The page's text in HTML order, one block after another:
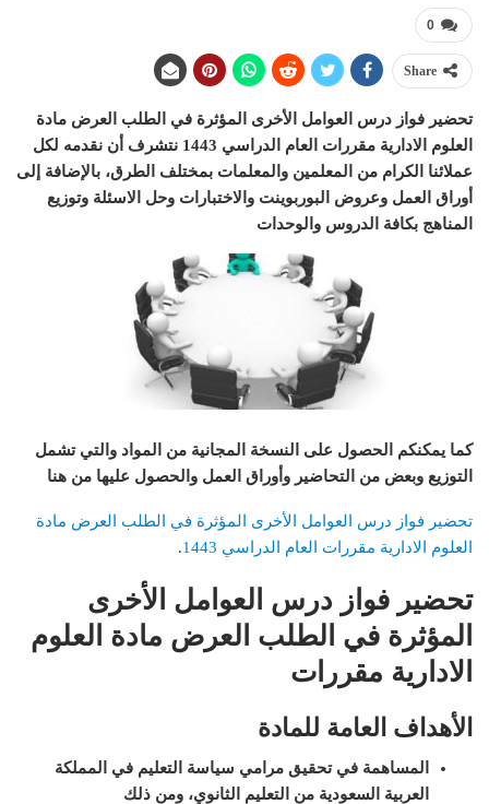
0
Share
تحضير فواز درس العوامل الأخرى المؤثرة في الطلب العرض مادة
العلوم الادارية مقررات العام الدراسي 1443 نتشرف أن نقدمه لكل
عملائنا الكرام من المعلمين والمعلمات بمختلف الطرق، بالإضافة إلى
أوراق العمل وعروض البوربوينت والاختبارات وحل الاسئلة وتوزيع
المناهج بكافة الدروس والوحدات
كما يمكنكم الحصول على النسخة المجانية من المواد والتي تشمل
التوزيع وبعض من التحاضير وأوراق العمل والحصول عليها من هنا
تحضير فواز درس العوامل الأخرى المؤثرة في الطلب العرض مادة
العلوم الادارية مقررات العام الدراسي 1443
.
تحضير فواز درس العوامل الأخرى
المؤثرة في الطلب العرض مادة العلوم
الادارية مقررات
الأهداف العامة للمادة
المساهمة في تحقيق مرامي سياسة التعليم في المملكة
العربية السعودية من التعليم الثانوي، ومن ذلك